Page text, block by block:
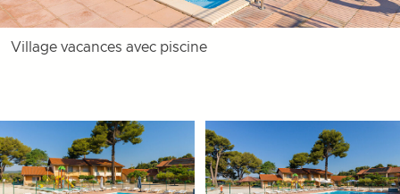
Village vacances avec piscine